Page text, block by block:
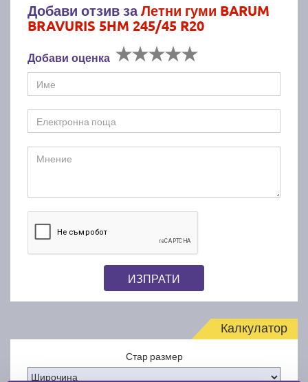
Добави отзив заЛетни гуми BARUM
BRAVURIS 5HM 245/45 R20
Добави оценка
ИЗПРАТИ
Калкулатор
Стар размер